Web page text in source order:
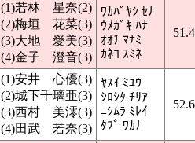
(1)若林 星奈(2)
(2)梅垣 花菜(3)
(3)大地 愛美(3)
(4)金子 澄音(3)
ﾜｶﾊﾞﾔｼ ｾﾅ
ｳﾒｶﾞｷ ﾊﾅ
ｵｵﾁ ﾏﾅﾐ
ｶﾈｺ ｽﾐﾈ
(1)安井 心優(3)
(2)城下千璃亜(3)
(3)西村 美澪(3)
(4)田武 若奈(3)
ﾔｽｲ ﾐﾕｳ
ｼﾛｼﾀ ﾁﾘｱ
ﾆｼﾑﾗ ﾐﾚｲ
ﾀﾌﾞ ﾜｶﾅ